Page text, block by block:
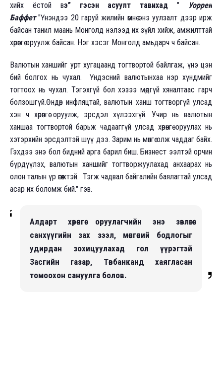
хийх ёстой вэ” гэсэн асуулт тавихад"
Уоррен
Баффет"Үнэндээ 20 гаруй жилийн өмнө энэ уулзалт дээр ирж
байсан танил маань Монголд нэлээд их зүйл хийж, амжилттай
хөрөнгө оруулж байсан. Нэг хэсэг Монголд амьдарч ч байсан.
Валютын ханшийг урт хугацаанд тогтвортой байлгаж, үнэ цэн
бий болгох нь чухал. Үндэсний валютынхаа нэр хүндмийг
тогтоох нь чухал. Тэгэхгүй бол хэзээ мөдгүй хяналтаас гарч
болзошгүй.Өндөр инфляцтай, валютын ханш тогтворгүй улсад
хэн ч хөрөнгө оруулж, эрсдэл хүлээхгүй. Учир нь валютын
ханшаа тогтвортой барьж чадааггүй улсад хөрөнгө оруулах нь
хэтэрхийн эрсдэлтэй шүү дээ. Зарим нь мөнгө олж чаддаг байх.
Гэхдээ энэ бол бидний арга барил биш. Бизнест ээлтэй орчин
бүрдүүлэх, валютын ханшийг тогтворжуулахад анхаарах нь
олон талын үр өгөөжтэй. Тэгж чадвал байгалийн баялагтай улсад
асар их боломж бий." гэв.
Алдарт хөрөнгө оруулагчийн энэ зөвлөгөө
санхүүгийн зах зээл, мөнгөний бодлогыг
удирдан зохицуулахад гол үүрэгтэй
Засгийн газар, Төвбанканд хаягласан
томоохон сануулга болов.